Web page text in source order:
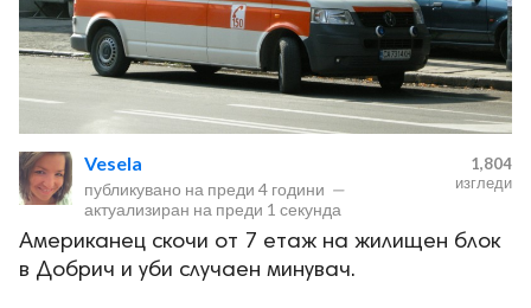
Vesela
публикувано на преди 4 години —
актуализиран на преди 1 секунда
1,804
изгледи
Американец скочи от 7 етаж на жилищен блок
в Добрич и уби случаен минувач.